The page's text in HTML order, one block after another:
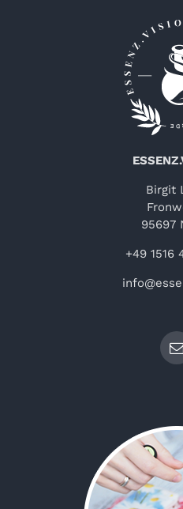
Birgit
95697
+49 1516